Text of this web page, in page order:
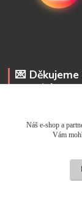
💌
odesíláme
odpovíme
Andrea Kyselová
+ 420 737
Náš e-shop a
Vám